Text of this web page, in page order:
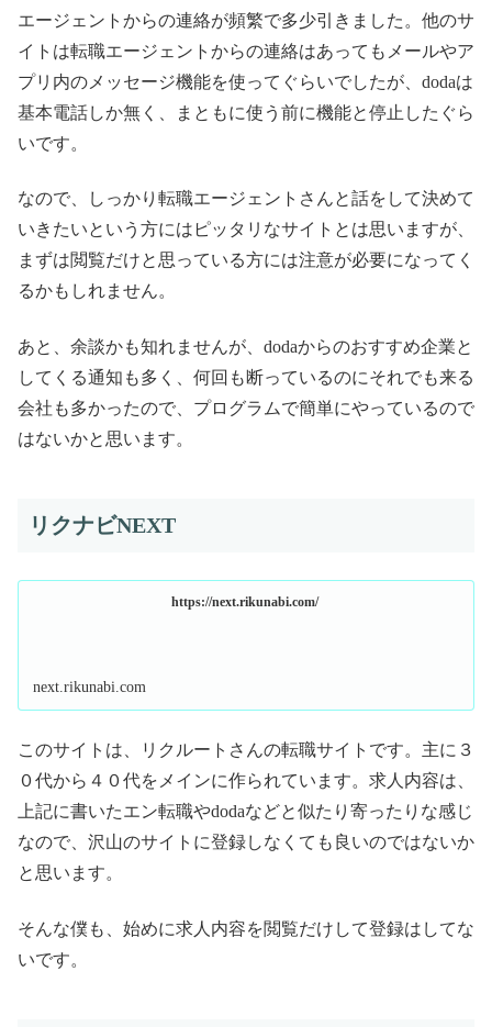
エージェントからの連絡が頻繁で多少引きました。他のサ
イトは転職エージェントからの連絡はあってもメールやア
プリ内のメッセージ機能を使ってぐらいでしたが、dodaは
基本電話しか無く、まともに使う前に機能と停止したぐら
いです。
なので、しっかり転職エージェントさんと話をして決めて
いきたいという方にはピッタリなサイトとは思いますが、
まずは閲覧だけと思っている方には注意が必要になってく
るかもしれません。
あと、余談かも知れませんが、dodaからのおすすめ企業と
してくる通知も多く、何回も断っているのにそれでも来る
会社も多かったので、プログラムで簡単にやっているので
はないかと思います。
リクナビNEXT
https://next.rikunabi.com/
next.rikunabi.com
このサイトは、リクルートさんの転職サイトです。主に３
０代から４０代をメインに作られています。求人内容は、
上記に書いたエン転職やdodaなどと似たり寄ったりな感じ
なので、沢山のサイトに登録しなくても良いのではないか
と思います。
そんな僕も、始めに求人内容を閲覧だけして登録はしてな
いです。